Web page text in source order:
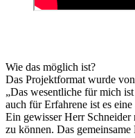
Wie das möglich ist?
Das Projektformat wurde
„Das wesentliche für mich
auch für Erfahrene ist es
Ein gewisser Herr
zu können. Das